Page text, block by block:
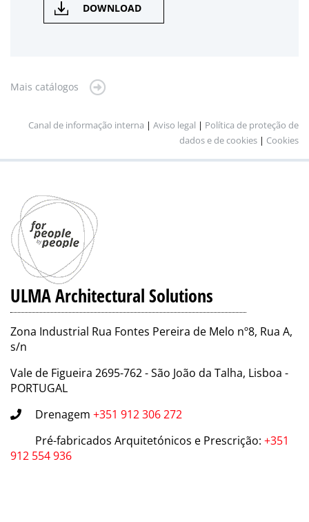
DOWNLOAD
Mais catálogos
Canal de informação interna | Aviso legal | Política de proteção de
dados e de cookies | Cookies
ULMA Architectural Solutions
Zona Industrial Rua Fontes Pereira de Melo nº8, Rua A,
s/n
Vale de Figueira 2695-762 - São João da Talha, Lisboa -
PORTUGAL
Drenagem +351 912 306 272
Pré-fabricados Arquitetónicos e Prescrição: +351
912 554 936